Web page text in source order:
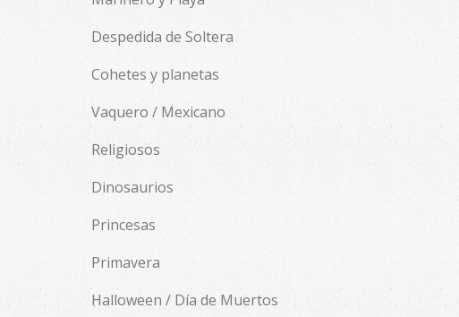
Despedida de Soltera
Cohetes y planetas
Vaquero / Mexicano
Religiosos
Dinosaurios
Princesas
Primavera
Halloween / Día de Muertos